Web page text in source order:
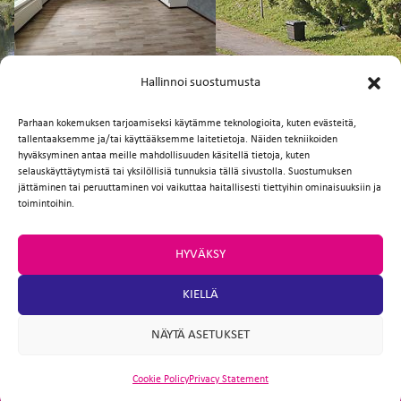
Hallinnoi suostumusta
Parhaan kokemuksen tarjoamiseksi käytämme teknologioita, kuten evästeitä,
tallentaaksemme ja/tai käyttääksemme laitetietoja. Näiden tekniikoiden
hyväksyminen antaa meille mahdollisuuden käsitellä tietoja, kuten
selauskäyttäytymistä tai yksilöllisiä tunnuksia tällä sivustolla. Suostumuksen
jättäminen tai peruuttaminen voi vaikuttaa haitallisesti tiettyihin ominaisuuksiin ja
toimintoihin.
HYVÄKSY
KIELLÄ
NÄYTÄ ASETUKSET
Cookie PolicyPrivacy Statement
FI
Facebook
TwitterEmailWhatsApp